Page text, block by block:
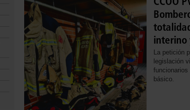
interino
La petición
legislación
funcionarios
básico.